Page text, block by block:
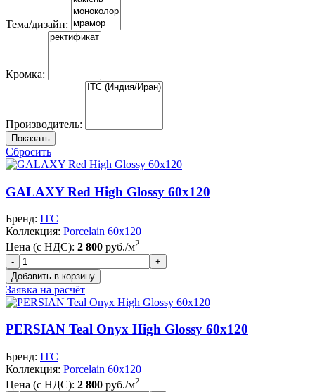
Тема/дизайн:
Кромка:
Производитель:
Показать
Сбросить
GALAXY Red High Glossy 60x120
Бренд: ITC
Коллекция: Porcelain 60x120
Цена (с НДС): 2 800 руб./м2
Заявка на расчёт
PERSIAN Teal Onyx High Glossy 60x120
Бренд: ITC
Коллекция: Porcelain 60x120
Цена (с НДС): 2 800 руб./м2